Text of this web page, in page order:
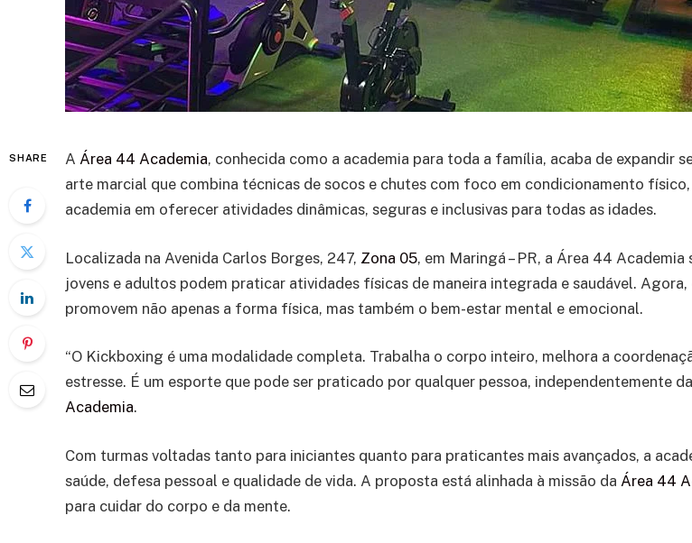
SHARE A Área 44 Academia, conhecida como a academia para toda a família, acaba de expandir
arte marcial que combina técnicas de socos e chutes com foco em condicionamento
academia em oferecer atividades dinâmicas, seguras e inclusivas para todas as idades.
Localizada na Avenida Carlos Borges, 247, Zona 05, em Maringá – PR, a Área 44
jovens e adultos podem praticar atividades físicas de maneira integrada e saudável.
promovem não apenas a forma física, mas também o bem-estar mental e emocional.
“O Kickboxing é uma modalidade completa. Trabalha o corpo inteiro, melhora a
estresse. É um esporte que pode ser praticado por qualquer pessoa, independentemente
Academia.
Com turmas voltadas tanto para iniciantes quanto para praticantes mais avançados, a
saúde, defesa pessoal e qualidade de vida. A proposta está alinhada à missão da Área 44
para cuidar do corpo e da mente.